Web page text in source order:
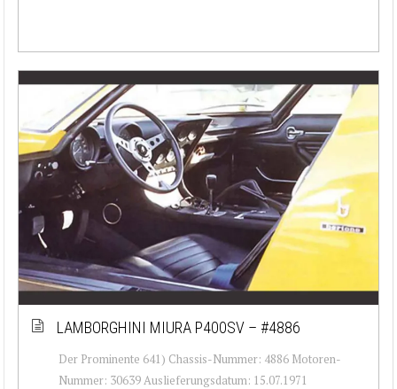
LAMBORGHINI MIURA P400SV – #4886
Der Prominente 641) Chassis-Nummer: 4886 Motoren-
Nummer: 30639 Auslieferungsdatum: 15.07.1971